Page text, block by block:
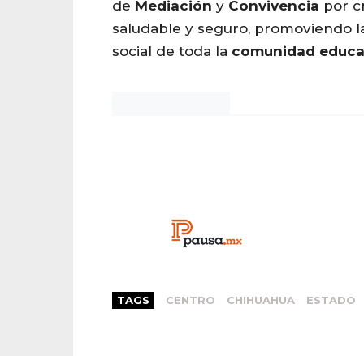
de Mediación y Convivencia por
saludable y seguro, promoviendo
social de toda la comunidad
TAGS CENTRO CHIHUAHUA ESTADO